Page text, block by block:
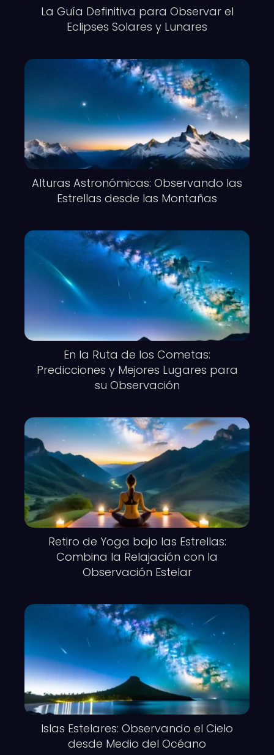
La Guía Definitiva para Observar el
Eclipses Solares y Lunares
Alturas Astronómicas: Observando las
Estrellas desde las Montañas
En la Ruta de los Cometas:
Predicciones y Mejores Lugares para
su Observación
Retiro de Yoga bajo las Estrellas:
Combina la Relajación con la
Observación Estelar
Islas Estelares: Observando el Cielo
desde Medio del Océano